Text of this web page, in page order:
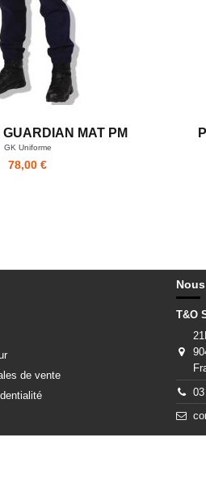
GUARDIAN MAT PM
GK Uniforme
78,00 €
de vente
T&O